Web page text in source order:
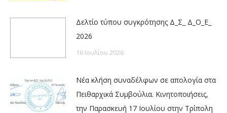
Δελτίο τύπου συγκρότησης Δ_Σ_ Δ_Ο_Ε_
2026
16 Ιουλίου 2026
Νέα κλήση συναδέλφων σε απολογία στα
Πειθαρχικά Συμβούλια. Κινητοποιήσεις,
την Παρασκευή 17 Ιουλίου στην Τρίπολη